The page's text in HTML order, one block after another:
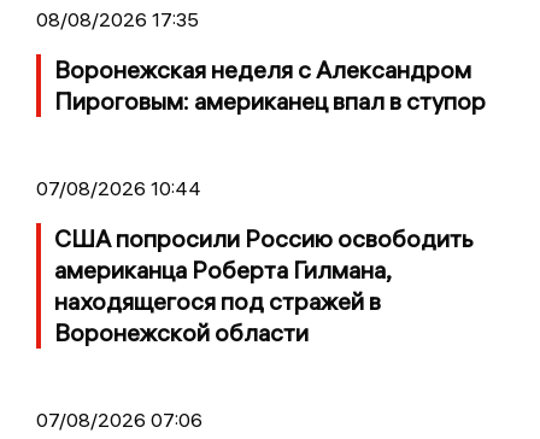
08/08/2026 17:35
Воронежская неделя с Александром
Пироговым: американец впал в ступор
07/08/2026 10:44
США попросили Россию освободить
американца Роберта Гилмана,
находящегося под стражей в
Воронежской области
07/08/2026 07:06